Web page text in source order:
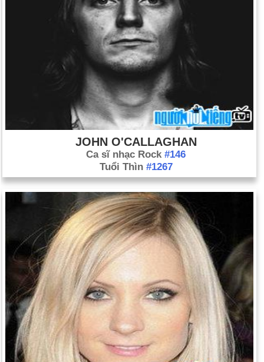
JOHN O'CALLAGHAN
Ca sĩ nhạc Rock #146
Tuổi Thìn #1267